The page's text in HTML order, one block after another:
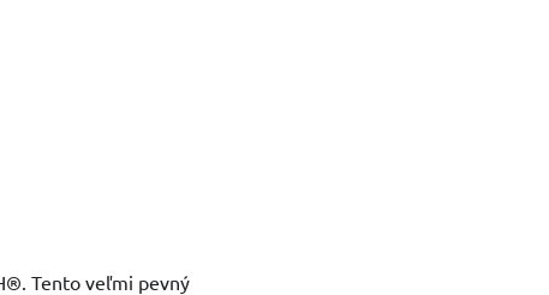
Tento veľmi pevný